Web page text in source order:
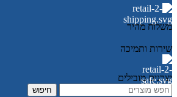
משלוח מהיר
שירות ותמיכה
יצרנים מובילים
חיפוש